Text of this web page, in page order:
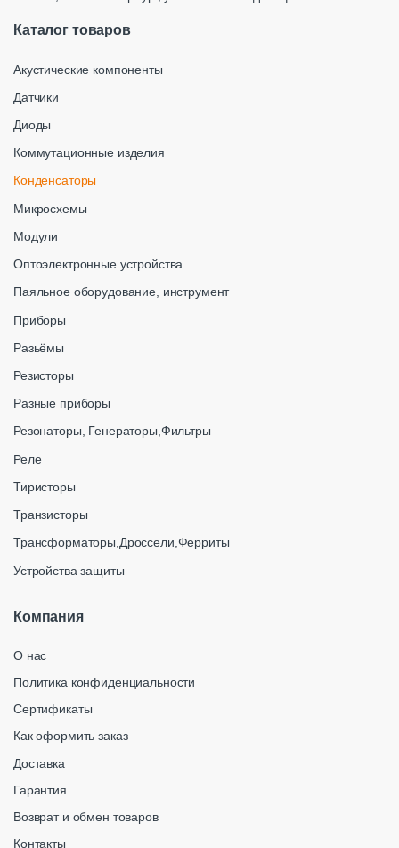
Каталог товаров
Акустические компоненты
Датчики
Диоды
Коммутационные изделия
Конденсаторы
Микросхемы
Модули
Оптоэлектронные устройства
Паяльное оборудование, инструмент
Приборы
Разьёмы
Резисторы
Разные приборы
Резонаторы, Генераторы,Фильтры
Реле
Тиристоры
Транзисторы
Трансформаторы,Дроссели,Ферриты
Устройства защиты
Компания
О нас
Политика конфиденциальности
Сертификаты
Как оформить заказ
Доставка
Гарантия
Возврат и обмен товаров
Контакты